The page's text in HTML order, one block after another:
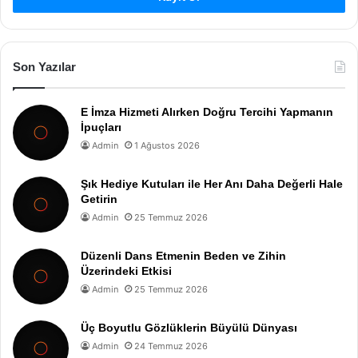
Son Yazılar
E İmza Hizmeti Alırken Doğru Tercihi Yapmanın
İpuçları
Admin 1 Ağustos 2026
Şık Hediye Kutuları ile Her Anı Daha Değerli Hale
Getirin
Admin 25 Temmuz 2026
Düzenli Dans Etmenin Beden ve Zihin
Üzerindeki Etkisi
Admin 25 Temmuz 2026
Üç Boyutlu Gözlüklerin Büyülü Dünyası
Admin 24 Temmuz 2026